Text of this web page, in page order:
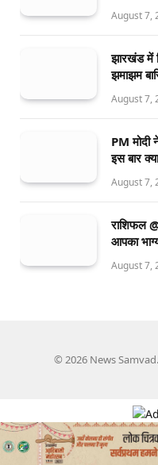
August 7,
झारखंड में
झमाझम
August 7,
PM मोदी
इस बार
August 7,
राशिफल
आपका
August 7,
© 2026 News